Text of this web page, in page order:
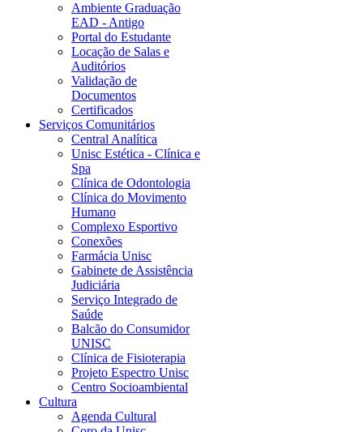
Ambiente Graduação
EAD - Antigo
Portal do Estudante
Locação de Salas e
Auditórios
Validação de
Documentos
Certificados
Serviços Comunitários
Central Analítica
Unisc Estética - Clínica e
Spa
Clínica de Odontologia
Clínica do Movimento
Humano
Complexo Esportivo
Conexões
Farmácia Unisc
Gabinete de Assistência
Judiciária
Serviço Integrado de
Saúde
Balcão do Consumidor
UNISC
Clínica de Fisioterapia
Projeto Espectro Unisc
Centro Socioambiental
Cultura
Agenda Cultural